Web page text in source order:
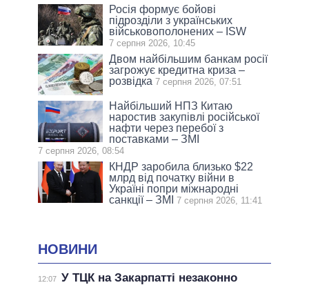
Росія формує бойові
підрозділи з українських
військовополонених – ISW
7 серпня 2026, 10:45
Двом найбільшим банкам росії
загрожує кредитна криза –
розвідка 7 серпня 2026, 07:51
Найбільший НПЗ Китаю
наростив закупівлі російської
нафти через перебої з
поставками – ЗМІ
7 серпня 2026, 08:54
КНДР заробила близько $22
млрд від початку війни в
Україні попри міжнародні
санкції – ЗМІ
7 серпня 2026, 11:41
НОВИНИ
12:07 У ТЦК на Закарпатті незаконно